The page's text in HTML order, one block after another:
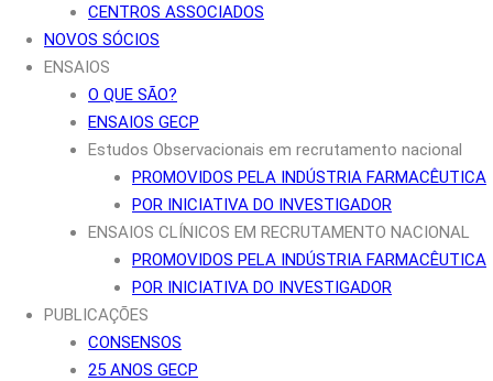
CENTROS ASSOCIADOS
NOVOS SÓCIOS
ENSAIOS
O QUE SÃO?
ENSAIOS GECP
Estudos Observacionais em recrutamento nacional
PROMOVIDOS PELA INDÚSTRIA FARMACÊUTICA
POR INICIATIVA DO INVESTIGADOR
ENSAIOS CLÍNICOS EM RECRUTAMENTO NACIONAL
PROMOVIDOS PELA INDÚSTRIA FARMACÊUTICA
POR INICIATIVA DO INVESTIGADOR
PUBLICAÇÕES
CONSENSOS
25 ANOS GECP